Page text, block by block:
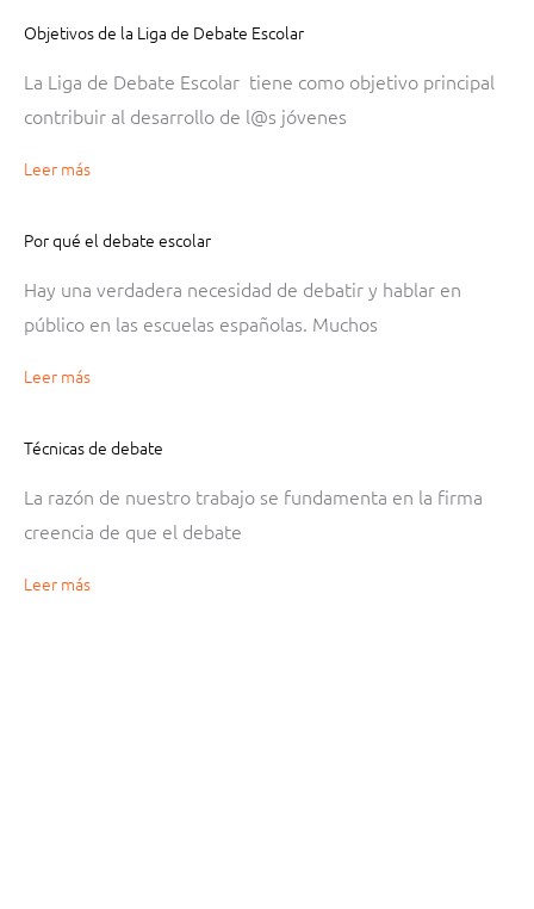
Objetivos de la Liga de Debate Escolar
La Liga de Debate Escolar tiene como objetivo principal
contribuir al desarrollo de l@s jóvenes
Leer más
Por qué el debate escolar
Hay una verdadera necesidad de debatir y hablar en
público en las escuelas españolas. Muchos
Leer más
Técnicas de debate
La razón de nuestro trabajo se fundamenta en la firma
creencia de que el debate
Leer más
PáginaPáginaPáginaPáginaPáginaPáginaPáginaPágina
PáginaPáginaPáginaPáginaPáginaPáginaPáginaPágina
PáginaPáginaPáginaPáginaPáginaPáginaPáginaPágina
PáginaPáginaPáginaPáginaPágina